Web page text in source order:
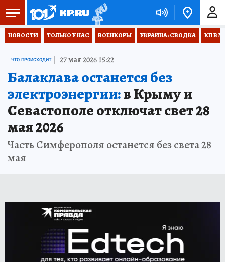
НОВОСТИ ТОЛЬКО У НАС ВОЕНКОРЫ УКРАИНА: СВОДКА КП В
ЧТО ПРОИСХОДИТ 27 мая 2026 15:22
Балаклава останется без
электроэнергии:в Крыму и
Севастополе отключат свет 28
мая 2026
Часть Симферополя останется без света 28
мая